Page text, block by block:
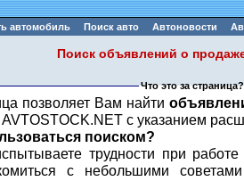
автомобиль Поиск авто Автоновости
Поиск объявлений о
Что это за страница?
позволяет Вам найти
с указанием
поиском?
трудности при
с небольшими